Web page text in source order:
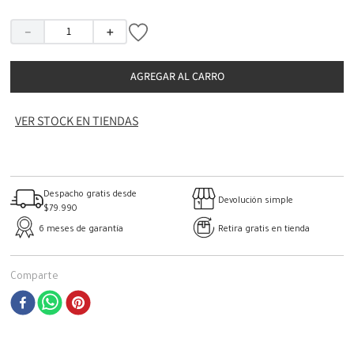
＋
－
AGREGAR AL CARRO
VER STOCK EN TIENDAS
Despacho gratis desde
$79.990
Devolución simple
6 meses de garantía Retira gratis en tienda
Comparte